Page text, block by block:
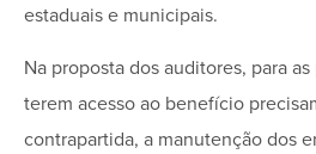
estaduais e municipais.
Na proposta dos auditores, para
terem acesso ao benefício
contrapartida, a manutenção dos